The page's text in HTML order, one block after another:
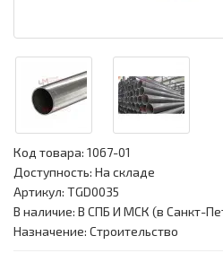
Код товара: 1067-01
Доступность: На складе
Артикул: TGD0035
В наличие: В СПБ И МСК (в Санкт-
Назначение: Строительство